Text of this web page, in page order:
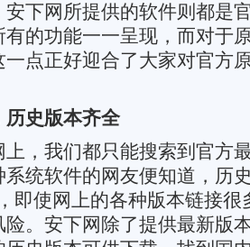
网所提供的软件则都是
的功能一一呈现，而对于
点正好迎合了大家对官方
史版本齐全
我们都只能搜索到官方
统软件的网友便知道，历
即使网上的各种版本链接
险。安下网除了提供最新版